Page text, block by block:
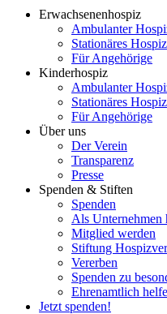
Erwachsenenhospiz
Ambulanter
Stationäres Hospiz
Für Angehörige
Kinderhospiz
Ambulanter
Stationäres Hospiz
Für Angehörige
Über uns
Der Verein
Transparenz
Presse
Spenden & Stiften
Spenden
Als Unternehmen
Mitglied werden
Stiftung
Vererben
Spenden zu
Ehrenamtlich
Jetzt spenden!